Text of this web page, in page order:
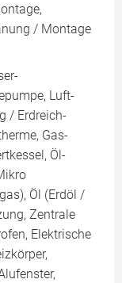
/ Montage
Luft-
/ Erdreich-
Gas-
Öl-
Öl (Erdöl /
Zentrale
Elektrische